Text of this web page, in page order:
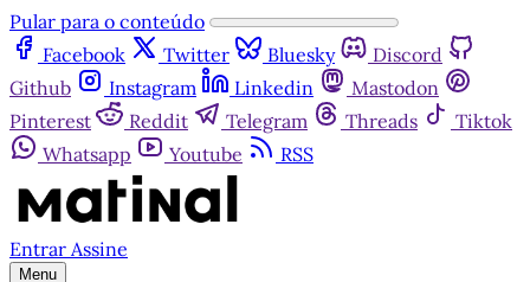
Pular para o conteúdo
Facebook
Twitter Bluesky
Discord
Github
Instagram Linkedin
Mastodon
Pinterest
Reddit Telegram Threads
Tiktok
Whatsapp
Youtube RSS
Entrar Assine
Menu